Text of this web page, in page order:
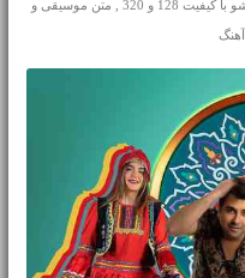
دانلود اهنگ نوید راستی و حمید راستی بوشو بوشو با کیفیت 128 و 320 , متن موسیقی و